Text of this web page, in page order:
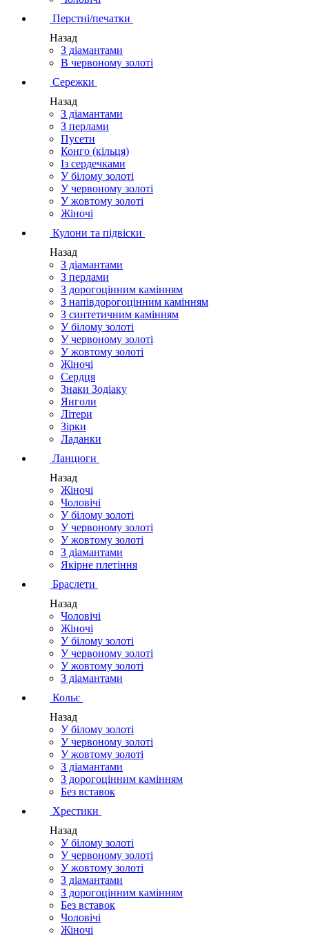
Перстні/печатки
Назад
З діамантами
В червоному золоті
Сережки
Назад
З діамантами
З перлами
Пусети
Конго (кільця)
Із сердечками
У білому золоті
У червоному золоті
У жовтому золоті
Жіночі
Кулони та підвіски
Назад
З діамантами
З перлами
З дорогоцінним камінням
З напівдорогоцінним камінням
З синтетичним камінням
У білому золоті
У червоному золоті
У жовтому золоті
Жіночі
Сердця
Знаки Зодіаку
Янголи
Літери
Зірки
Ладанки
Ланцюги
Назад
Жіночі
Чоловічі
У білому золоті
У червоному золоті
У жовтому золоті
З діамантами
Якірне плетіння
Браслети
Назад
Чоловічі
Жіночі
У білому золоті
У червоному золоті
У жовтому золоті
З діамантами
Кольє
Назад
У білому золоті
У червоному золоті
У жовтому золоті
З діамантами
З дорогоцінним камінням
Без вставок
Хрестики
Назад
У білому золоті
У червоному золоті
У жовтому золоті
З діамантами
З дорогоцінним камінням
Без вставок
Чоловічі
Жіночі